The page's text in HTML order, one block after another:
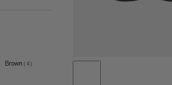
Brown ( 4 )